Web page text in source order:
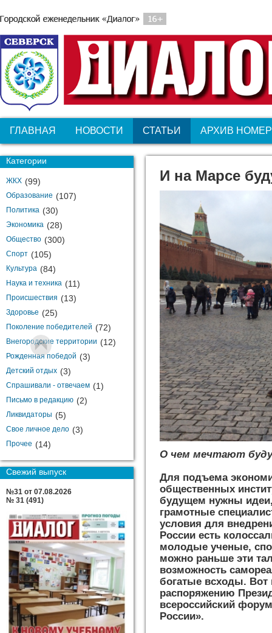
ГЛАВНАЯ НОВОСТИ СТАТЬИ АРХИВ
Категории
ЖКХ (99)
Образование (107)
Политика (30)
Экономика (28)
Общество (300)
Спорт (105)
Культура (84)
Наука и техника (11)
Происшествия (13)
Здоровье (25)
Поколение победителей (72)
Внегородские территории (12)
Рожденная победой (3)
Детский отдых (3)
Спрашивали - отвечаем (1)
Письмо в редакцию (2)
Ликвидаторы (5)
Свое личное дело (3)
Прочее (14)
Свежий выпуск
№31 от 07.08.2026
№ 31 (491)
И на Марсе
О чем мечтают
Для подъема
общественных
будущем нужны
грамотные
условия для
России есть
молодые ученые,
можно раньше эти
возможность
богатые всходы. Вот
распоряжению
всероссийский
России».